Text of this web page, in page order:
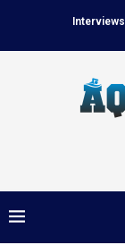
Interviews